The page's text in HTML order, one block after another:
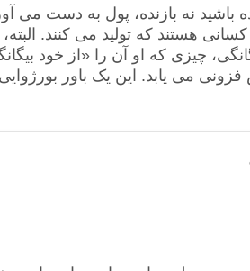
نه بازنده، پول به دست می
هستند که تولید می کنند. البته،
چیزی که او آن را «از خود
می یابد. این یک باور بورژوایی